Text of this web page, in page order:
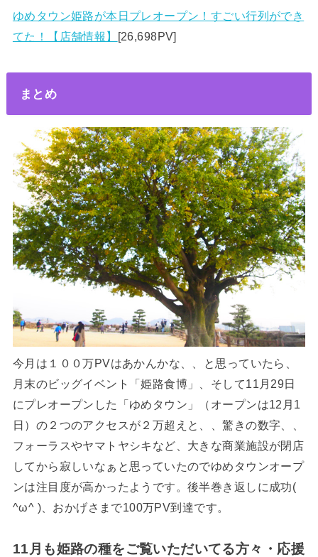
ゆめタウン姫路が本日プレオープン！すごい行列ができ
てた！【店舗情報】 [26,698PV]
まとめ
今月は１００万PVはあかんかな、、と思っていたら、
月末のビッグイベント「姫路食博」、そして11月29日
にプレオープンした「ゆめタウン」（オープンは12月1
日）の２つのアクセスが２万超えと、、驚きの数字、、
フォーラスやヤマトヤシキなど、大きな商業施設が閉店
してから寂しいなぁと思っていたのでゆめタウンオープ
ンは注目度が高かったようです。後半巻き返しに成功(
^ω^ )、おかげさまで100万PV到達です。
11月も姫路の種をご覧いただいてる方々・応援